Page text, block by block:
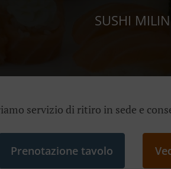
SUSHI MILIN
servizio di ritiro in sede e
Prenotazione tavolo